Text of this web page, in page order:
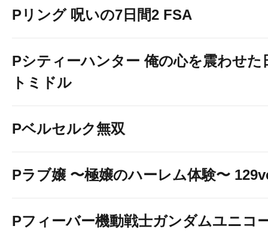
Pリング 呪いの7日間2 FSA
Pシティーハンター 俺の心を震わせた
トミドル
Pベルセルク無双
Pラブ嬢 〜極嬢のハーレム体験〜
Pフィーバー機動戦士ガンダムユニコ